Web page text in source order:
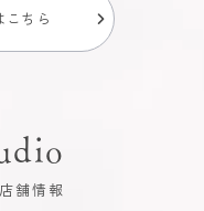
ちら
舗情報